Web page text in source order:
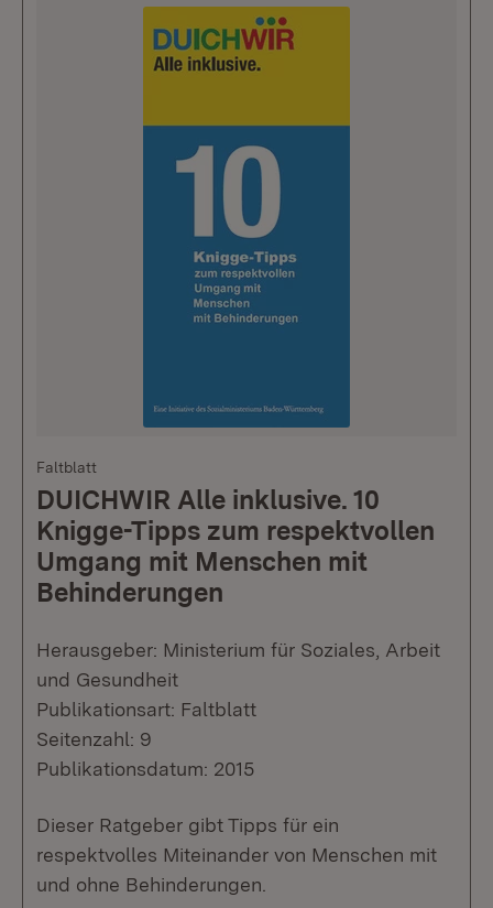
Faltblatt
DUICHWIR Alle inklusive. 10
Knigge-Tipps zum respektvollen
Umgang mit Menschen mit
Behinderungen
Herausgeber: Ministerium für Soziales, Arbeit
und Gesundheit
Publikationsart: Faltblatt
Seitenzahl: 9
Publikationsdatum: 2015
Dieser Ratgeber gibt Tipps für ein
respektvolles Miteinander von Menschen mit
und ohne Behinderungen.